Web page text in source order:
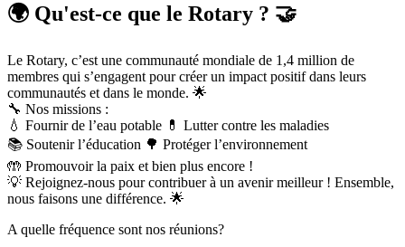
🌍 Qu'est-ce que le Rotary ? 🤝
Le Rotary, c’est une communauté mondiale de 1,4 million de
membres qui s’engagent pour créer un impact positif dans leurs
communautés et dans le monde. 🌟
🔧 Nos missions :
💧 Fournir de l’eau potable 💊 Lutter contre les maladies
📚 Soutenir l’éducation 🌳 Protéger l’environnement
🤲 Promouvoir la paix et bien plus encore !
💡 Rejoignez-nous pour contribuer à un avenir meilleur ! Ensemble,
nous faisons une différence. 🌟
A quelle fréquence sont nos réunions?